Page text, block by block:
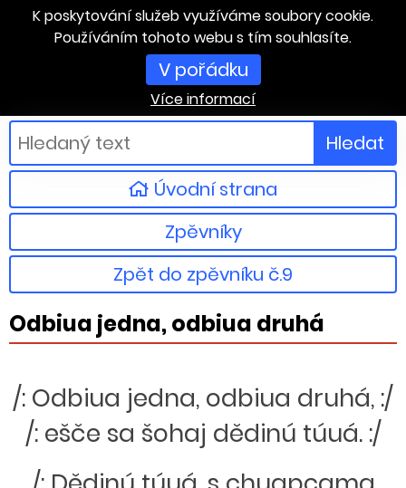
K poskytování služeb využíváme soubory cookie.
Používáním tohoto webu s tím souhlasíte.
V pořádku
Více informací
Hledat
Úvodní strana
Zpěvníky
Zpět do zpěvníku č.9
Odbiua jedna, odbiua druhá
/: Odbiua jedna, odbiua druhá, :/
/: ešče sa šohaj dědinú túuá. :/